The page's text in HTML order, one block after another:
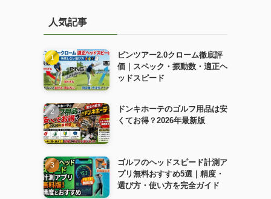
人気記事
ピンツアー2.0クローム徹底評
価｜スペック・振動数・適正ヘ
ッドスピード
ドンキホーテのゴルフ用品は安
くてお得？2026年最新版
ゴルフのヘッドスピード計測ア
プリ無料おすすめ5選｜精度・
選び方・使い方を完全ガイド